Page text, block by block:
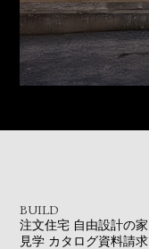
BUILD
注文住宅 自由設計の家
見学 カタログ資料請求